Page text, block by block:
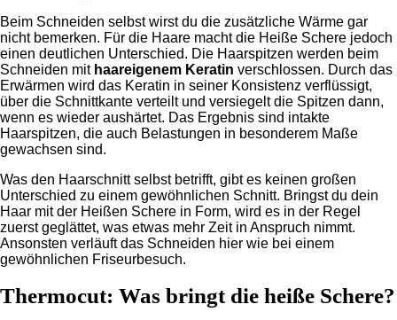
Beim Schneiden selbst wirst du die zusätzliche Wärme gar
nicht bemerken. Für die Haare macht die Heiße Schere jedoch
einen deutlichen Unterschied. Die Haarspitzen werden beim
Schneiden mit haareigenem Keratin verschlossen. Durch das
Erwärmen wird das Keratin in seiner Konsistenz verflüssigt,
über die Schnittkante verteilt und versiegelt die Spitzen dann,
wenn es wieder aushärtet. Das Ergebnis sind intakte
Haarspitzen, die auch Belastungen in besonderem Maße
gewachsen sind.
Was den Haarschnitt selbst betrifft, gibt es keinen großen
Unterschied zu einem gewöhnlichen Schnitt. Bringst du dein
Haar mit der Heißen Schere in Form, wird es in der Regel
zuerst geglättet, was etwas mehr Zeit in Anspruch nimmt.
Ansonsten verläuft das Schneiden hier wie bei einem
gewöhnlichen Friseurbesuch.
Thermocut: Was bringt die heiße Schere?